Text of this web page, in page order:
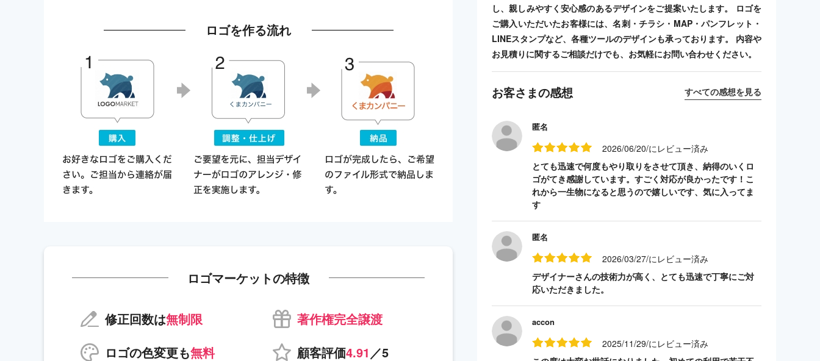
ロゴを作る流れ
ロゴマーケットの特徴
修正回数は無制限
著作権完全譲渡
ロゴの色変更も無料 顧客評価4.91 ／5
し、親しみやすく安心感のあるデザインをご提案いたします。 ロゴを
ご購入いただいたお客様には、名刺・チラシ・MAP・パンフレット・
LINEスタンプなど、各種ツールのデザインも承っております。 内容や
お見積りに関するご相談だけでも、お気軽にお問い合わせください。
お客さまの感想 すべての感想を見る
匿名
2026/06/20/にレビュー済み
とても迅速で何度もやり取りをさせて頂き、納得のいくロ
ゴがてき感謝しています。すごく対応が良かったです！こ
れから一生物になると思うので嬉しいです、気に入ってま
す
匿名
2026/03/27/にレビュー済み
デザイナーさんの技術力が高く、とても迅速で丁寧にご対
応いただきました。
accon
2025/11/29/にレビュー済み